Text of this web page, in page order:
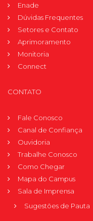
Enade
Dúvidas Frequentes
Setores e Contato
Aprimoramento
Monitoria
Connect
CONTATO
Fale Conosco
Canal de Confiança
Ouvidoria
Trabalhe Conosco
Como Chegar
Mapa do Campus
Sala de Imprensa
Sugestões de Pauta